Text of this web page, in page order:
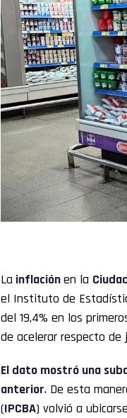
La inflaciónen la
el Instituto de
del 19,4% en los
de acelerar respecto de
El dato mostró una
anterior. De esta
(IPCBA) volvió a